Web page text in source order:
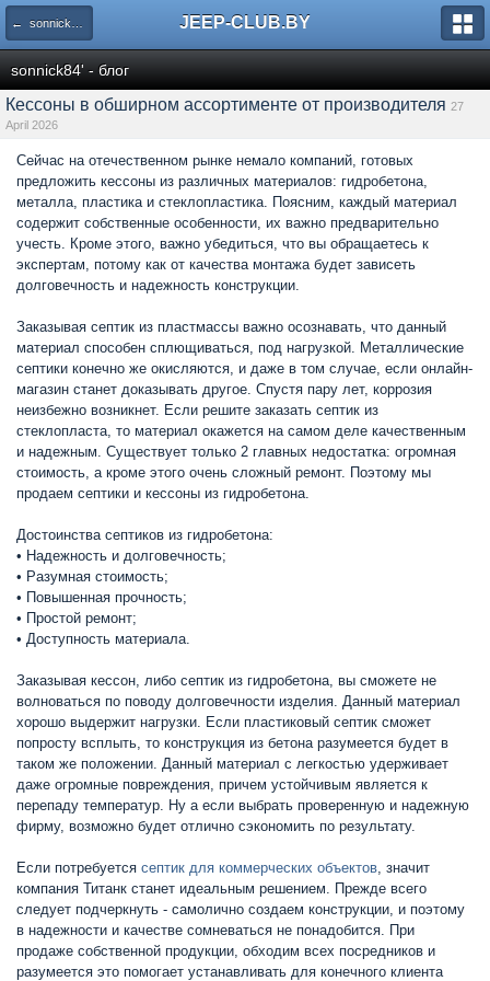
← sonnick84' - блог JEEP-CLUB.BY
sonnick84' - блог
Кессоны в обширном ассортименте от производителя 27
April 2026
Сейчас на отечественном рынке немало компаний, готовых
предложить кессоны из различных материалов: гидробетона,
металла, пластика и стеклопластика. Поясним, каждый материал
содержит собственные особенности, их важно предварительно
учесть. Кроме этого, важно убедиться, что вы обращаетесь к
экспертам, потому как от качества монтажа будет зависеть
долговечность и надежность конструкции.
Заказывая септик из пластмассы важно осознавать, что данный
материал способен сплющиваться, под нагрузкой. Металлические
септики конечно же окисляются, и даже в том случае, если онлайн-
магазин станет доказывать другое. Спустя пару лет, коррозия
неизбежно возникнет. Если решите заказать септик из
стеклопласта, то материал окажется на самом деле качественным
и надежным. Существует только 2 главных недостатка: огромная
стоимость, а кроме этого очень сложный ремонт. Поэтому мы
продаем септики и кессоны из гидробетона.
Достоинства септиков из гидробетона:
• Надежность и долговечность;
• Разумная стоимость;
• Повышенная прочность;
• Простой ремонт;
• Доступность материала.
Заказывая кессон, либо септик из гидробетона, вы сможете не
волноваться по поводу долговечности изделия. Данный материал
хорошо выдержит нагрузки. Если пластиковый септик сможет
попросту всплыть, то конструкция из бетона разумеется будет в
таком же положении. Данный материал с легкостью удерживает
даже огромные повреждения, причем устойчивым является к
перепаду температур. Ну а если выбрать проверенную и надежную
фирму, возможно будет отлично сэкономить по результату.
Если потребуется септик для коммерческих объектов, значит
компания Титанк станет идеальным решением. Прежде всего
следует подчеркнуть - самолично создаем конструкции, и поэтому
в надежности и качестве сомневаться не понадобится. При
продаже собственной продукции, обходим всех посредников и
разумеется это помогает устанавливать для конечного клиента